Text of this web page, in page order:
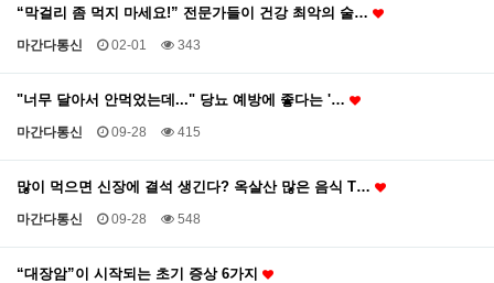
“막걸리 좀 먹지 마세요!” 전문가들이 건강 최악의 술…
마간다통신 02-01 343
"너무 달아서 안먹었는데..." 당뇨 예방에 좋다는 '…
마간다통신 09-28 415
많이 먹으면 신장에 결석 생긴다? 옥살산 많은 음식 T…
마간다통신 09-28 548
“대장암”이 시작되는 초기 증상 6가지